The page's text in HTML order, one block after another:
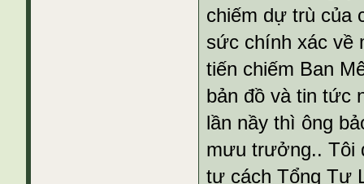
chiếm dự trù của
sức chính xác về
tiến chiếm Ban
bản đồ và tin tức
lần nầy thì ông
mưu trưởng.. Tôi
tư cách Tổng Tư